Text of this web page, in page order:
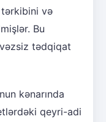
və
Bu
tədqiqat
kənarında
qeyri-adi